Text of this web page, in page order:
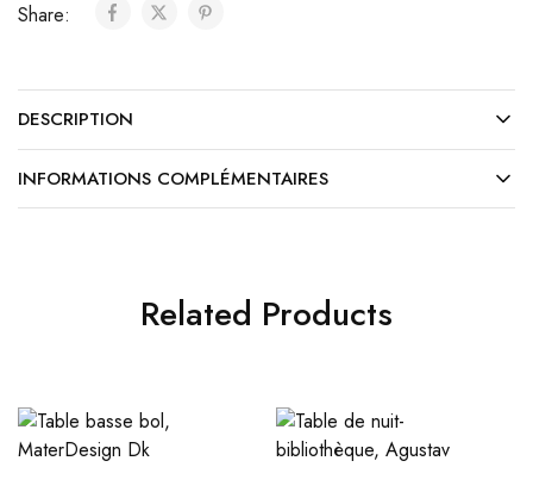
Share:
DESCRIPTION
INFORMATIONS COMPLÉMENTAIRES
Related Products